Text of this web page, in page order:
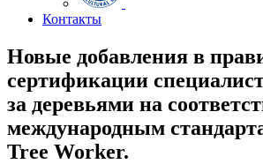
Контакты
Новые добавления в
сертификации
за деревьями на
международным
Tree Worker.